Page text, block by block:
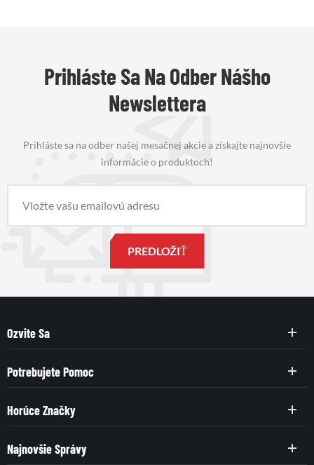
Prihláste Sa Na Odber Nášho
Newslettera
Prihláste sa na odber našej mesačnej akcie a získajte najnovšie
informácie o produktoch!
Ozvite Sa
Potrebujete Pomoc
Horúce Značky
Najnovšie Správy